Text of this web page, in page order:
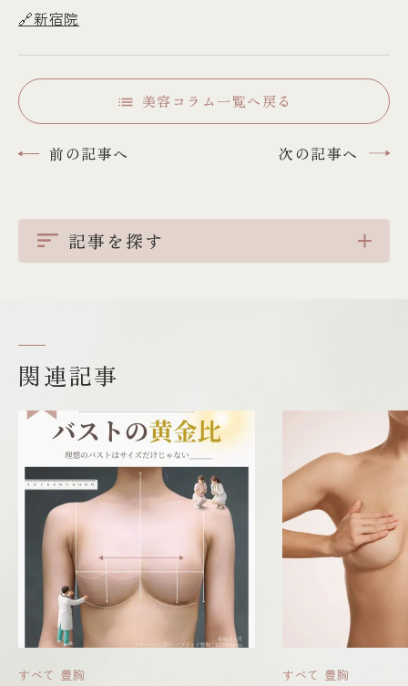
🔗新宿院
前の記事へ 次の記事へ
美容コラム一覧へ戻る
記事を探す
関連記事
すべて 豊胸 すべて 豊胸